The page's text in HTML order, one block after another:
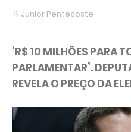
Junior Pentecoste
‘R$ 10 MILHÕES PARA
PARLAMENTAR’.
REVELA O PREÇO DA